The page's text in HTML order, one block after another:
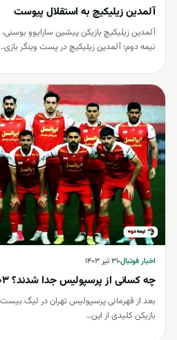
آلمدین زیلیکیچ به استقلال پیوست
آلمدین زیلیکیچ بازیکن پیشین سارایوو
نیمه دوم؛ آلمدین زیلیکیچ در پست وینگر بازی…
اخبار فوتبال
اخبار فوتبال۳۱ تیر ۱۴۰۳
چه کسانی از پرسپولیس جدا شدند؟ 1403
بعد از قهرمانی پرسپولیس تهران در لیگ
بازیکن کلیدی از این…